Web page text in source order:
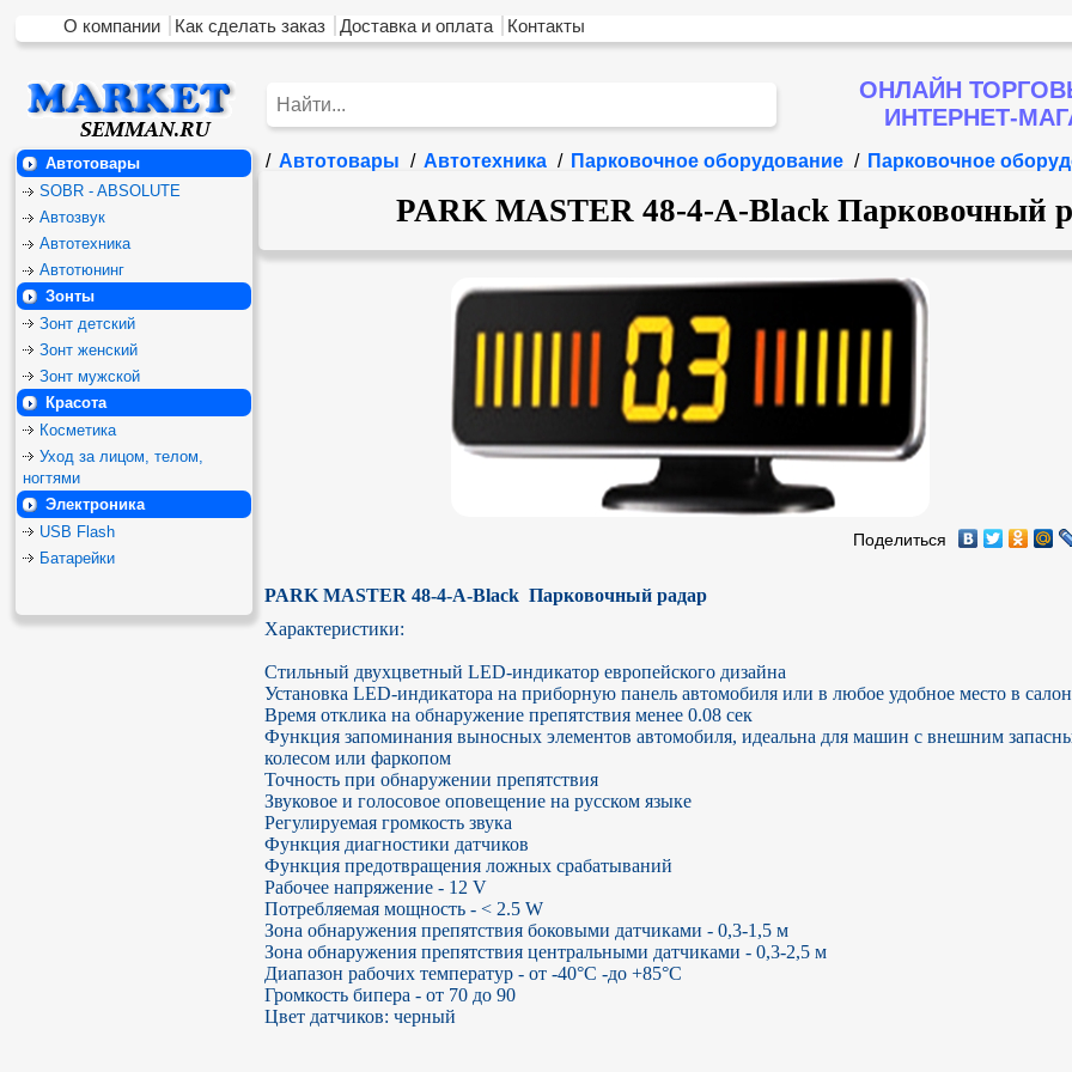
О компании Как сделать заказ Доставка и оплата Контакты
ОНЛАЙН
ИНТЕРНЕТ-
Автотовары
SOBR - ABSOLUTE
Автозвук
Автотехника
Автотюнинг
Зонты
Зонт детский
Зонт женский
Зонт мужской
Красота
Косметика
Уход за лицом, телом,
ногтями
Электроника
USB Flash
Батарейки
/ Автотовары / Автотехника / Парковочное оборудование / Парковочное
PARK MASTER 48-4-A-Black Парковочный
Поделиться
PARK MASTER 48-4-A-Black  Парковочный радар
Характеристики:
Стильный двухцветный LED-индикатор европейского дизайна
Установка LED-индикатора на приборную панель автомобиля или в любое удобное место в
Время отклика на обнаружение препятствия менее 0.08 сек
Функция запоминания выносных элементов автомобиля, идеальна для машин с внешним
колесом или фаркопом
Точность при обнаружении препятствия
Звуковое и голосовое оповещение на русском языке
Регулируемая громкость звука
Функция диагностики датчиков
Функция предотвращения ложных срабатываний
Рабочее напряжение - 12 V
Потребляемая мощность - < 2.5 W
Зона обнаружения препятствия боковыми датчиками - 0,3-1,5 м
Зона обнаружения препятствия центральными датчиками - 0,3-2,5 м
Диапазон рабочих температур - от -40°С -до +85°С
Громкость бипера - от 70 до 90
Цвет датчиков: черный